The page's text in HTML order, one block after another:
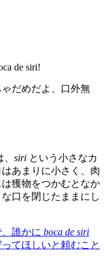
de siri!
だめだよ、口外無
siri という小さなカ
あまりに小さく、肉
獲物をつかむとなか
口を閉じたままにし
誰かに boca de siri
てほしいと頼むこと